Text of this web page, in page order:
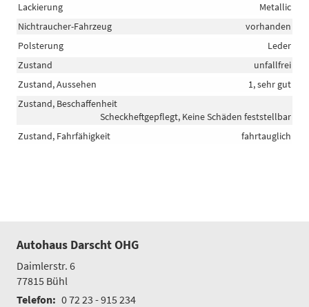
Lackierung
Metallic
Nichtraucher-Fahrzeug
vorhanden
Polsterung
Leder
Zustand
unfallfrei
Zustand, Aussehen
1, sehr gut
Zustand, Beschaffenheit
Scheckheftgepflegt, Keine Schäden feststellbar
Zustand, Fahrfähigkeit
fahrtauglich
Autohaus Darscht OHG
Daimlerstr. 6
77815 Bühl
Telefon: 0 72 23 - 915 234